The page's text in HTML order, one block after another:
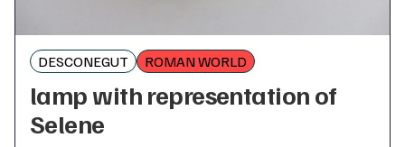
DESCONEGUT ROMAN WORLD
lamp with representation of
Selene